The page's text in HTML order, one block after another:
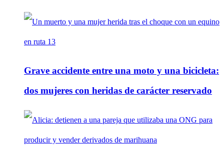
Grave accidente entre una moto y una bicicleta:
dos mujeres con heridas de carácter reservado